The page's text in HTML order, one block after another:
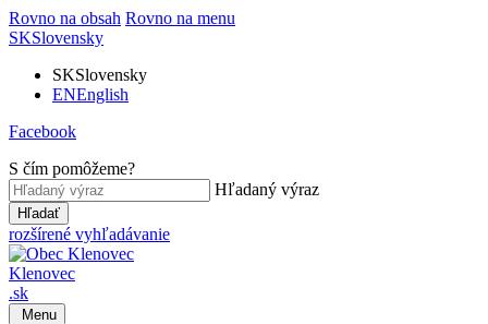
Rovno na obsah Rovno na menu
SKSlovensky
SKSlovensky
ENEnglish
Facebook
S čím pomôžeme?
Hľadaný výraz
Hľadať
rozšírené vyhľadávanie
Klenovec
.sk
Menu